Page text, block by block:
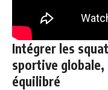
Intégrer les
sportive
équilibré